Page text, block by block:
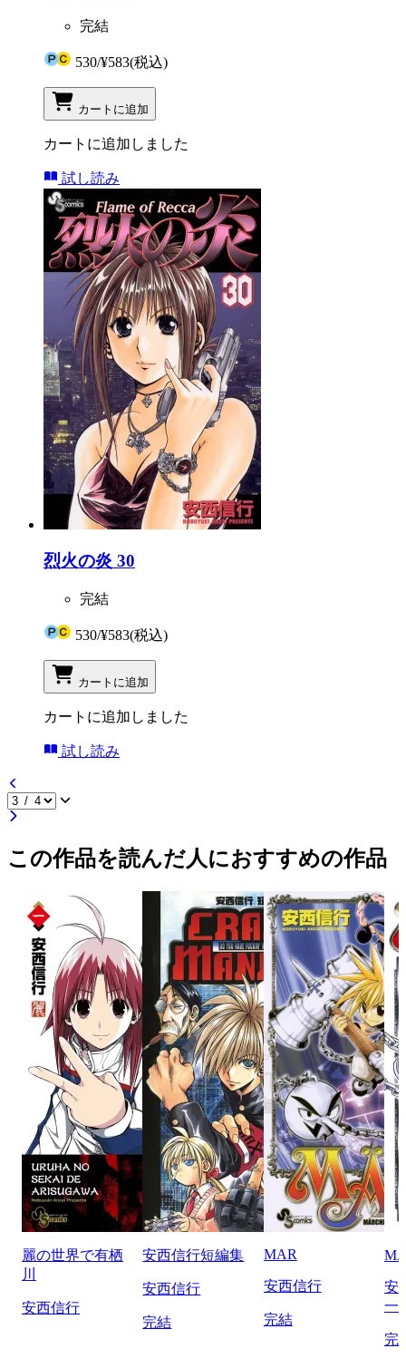
完結
530/¥583(税込)
カートに追加
カートに追加しました
試し読み
烈火の炎 30
完結
530/¥583(税込)
カートに追加
カートに追加しました
試し読み
この作品を読んだ人におすすめの作品
麗の世界で有栖
川
安西信行
安西信行短編集
安西信行
完結
MAR
安西信行
完結
安
一
完